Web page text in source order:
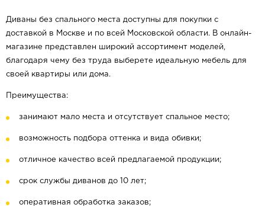
Диваны без спального места доступны для покупки с
доставкой в Москве и по всей Московской области. В онлайн-
магазине представлен широкий ассортимент моделей,
благодаря чему без труда выберете идеальную мебель для
своей квартиры или дома.
Преимущества:
занимают мало места и отсутствует спальное место;
возможность подбора оттенка и вида обивки;
отличное качество всей предлагаемой продукции;
срок службы диванов до 10 лет;
оперативная обработка заказов;